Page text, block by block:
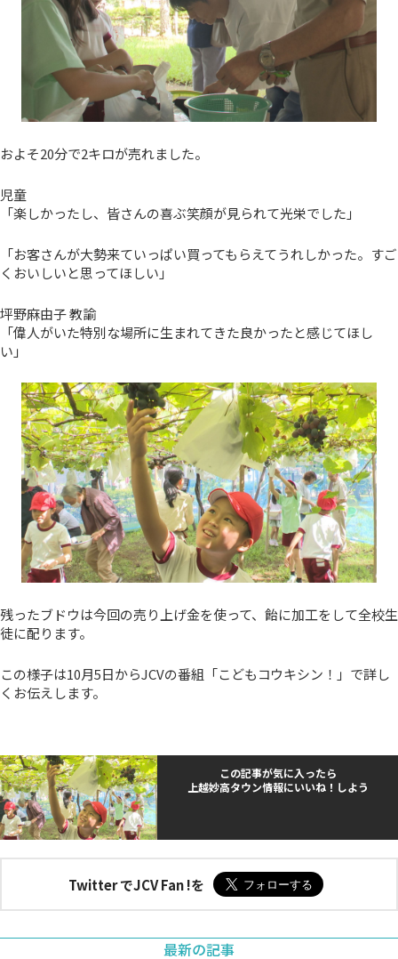
およそ20分で2キロが売れました。
児童
「楽しかったし、皆さんの喜ぶ笑顔が見られて光栄でした」
「お客さんが大勢来ていっぱい買ってもらえてうれしかった。すご
くおいしいと思ってほしい」
坪野麻由子 教諭
「偉人がいた特別な場所に生まれてきた良かったと感じてほし
い」
残ったブドウは今回の売り上げ金を使って、飴に加工をして全校生
徒に配ります。
この様子は10月5日からJCVの番組「こどもコウキシン！」で詳し
くお伝えします。
この記事が気に入ったら
上越妙高タウン情報にいいね！しよう
Twitter でJCV Fan !を
最新の記事